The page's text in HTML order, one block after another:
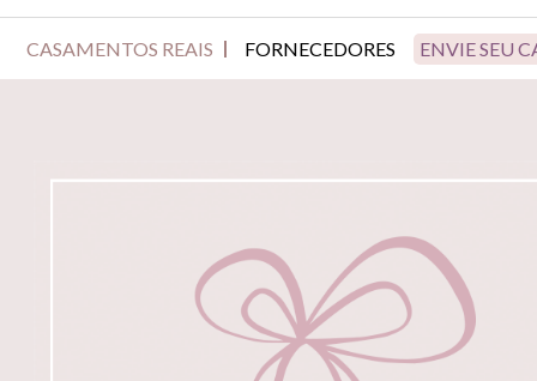
CASAMENTOS REAIS FORNECEDORES ENVIE SEU